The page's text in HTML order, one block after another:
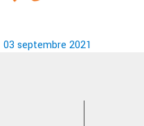
03 septembre 2021